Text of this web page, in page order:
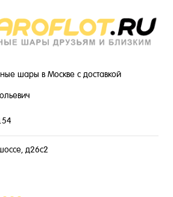
шары в Москве с доставкой
д26с2